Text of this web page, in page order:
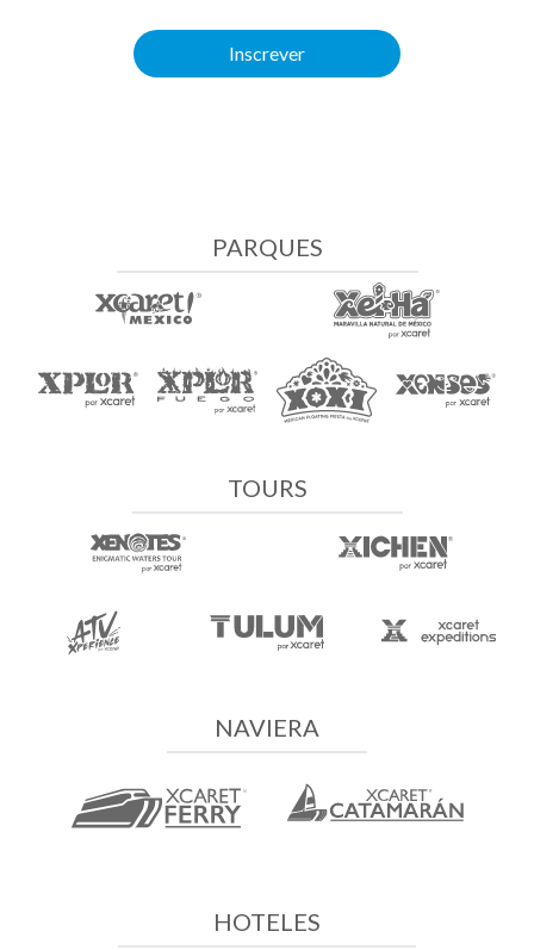
Inscrever
PARQUES
TOURS
NAVIERA
HOTELES